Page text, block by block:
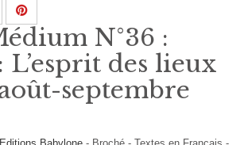
N°36 :
L’esprit des lieux
septembre